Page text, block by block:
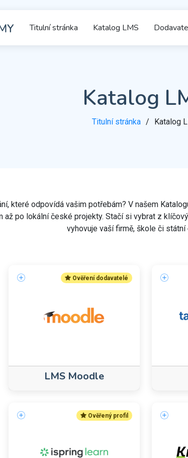
Titulní stránka Katalog LMS
Katalog
Titulní stránka Katalog
které odpovídá vašim potřebám? V našem
po lokální české projekty. Stačí si vybrat z
vyhovuje vaší firmě, škole či státní
Ověření dodavatelé
LMS Moodle
Ověřený profil